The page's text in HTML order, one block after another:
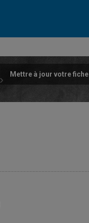
Mettre à jour votre fiche